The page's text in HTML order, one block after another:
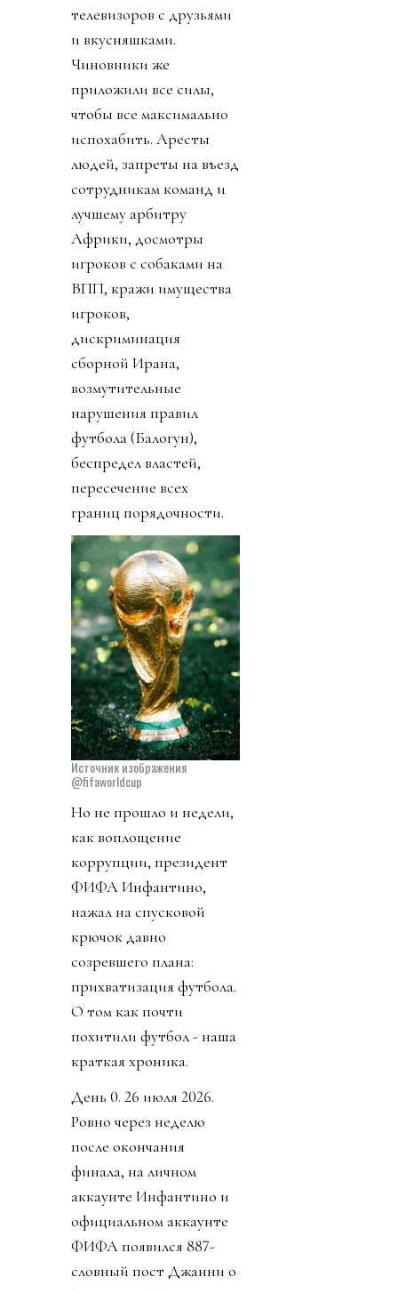
телевизоров с друзьями
и вкусняшками.
Чиновники же
приложили все силы,
чтобы все максимально
испохабить. Аресты
людей, запреты на въезд
сотрудникам команд и
лучшему арбитру
Африки, досмотры
игроков с собаками на
ВПП, кражи имущества
игроков,
дискриминация
сборной Ирана,
возмутительные
нарушения правил
футбола (Балогун),
беспредел властей,
пересечение всех
границ порядочности.
Источник изображения
@fifaworldcup
Но не прошло и недели,
как воплощение
коррупции, президент
ФИФА Инфантино,
нажал на спусковой
крючок давно
созревшего плана:
прихватизация футбола.
О том как почти
похитили футбол - наша
краткая хроника.
День 0. 26 июля 2026.
Ровно через неделю
после окончания
финала, на личном
аккаунте Инфантино и
официальном аккаунте
ФИФА появился 887-
словный пост Джанни о